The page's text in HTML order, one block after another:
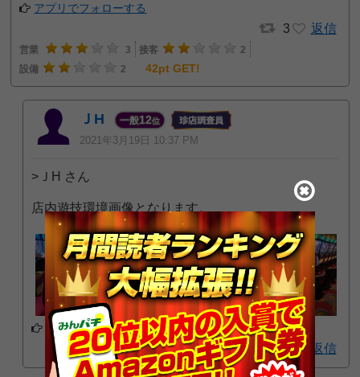
アプリでフォローする
3 返信
営業 3 接客
2
設備
2 42pt GET!
ＪH 一般12位
2021年3月19日 10:37 PM
>ＪH さん
店内遊技環境画像となります。
アプリでフォローする
1 返信